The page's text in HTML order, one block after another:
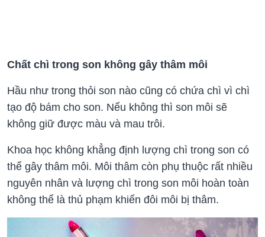
Chất chì trong son không gây thâm môi
Hầu như trong thỏi son nào cũng có chứa chì vì chì
tạo độ bám cho son. Nếu không thì son môi sẽ
không giữ được màu và mau trôi.
Khoa học không khẳng định lượng chì trong son có
thể gây thâm môi. Môi thâm còn phụ thuộc rất nhiều
nguyên nhân và lượng chì trong son môi hoàn toàn
không thể là thủ phạm khiến đôi môi bị thâm.